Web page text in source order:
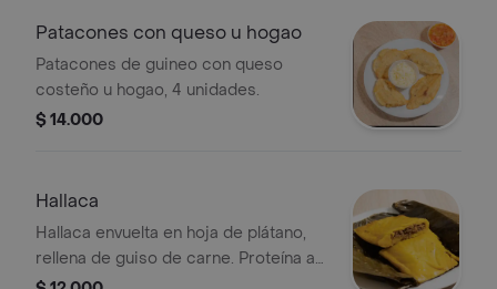
Patacones con queso u hogao
Patacones de guineo con queso
costeño u hogao, 4 unidades.
$ 14.000
Hallaca
Hallaca envuelta en hoja de plátano,
rellena de guiso de carne. Proteína a
elegir.